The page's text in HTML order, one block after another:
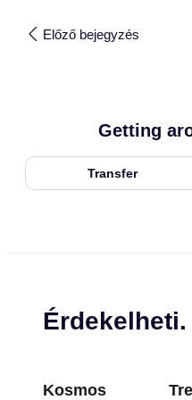
Előző bejegyzés
Getting
Transfer
Érdekelheti.
Kosmos